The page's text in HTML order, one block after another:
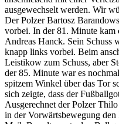
ausgewechselt werden. Wir
Der Polzer Bartosz
vorbei. In der 81. Minute kam
Andreas Hanck. Sein Schuss
knapp links vorbei. Beim
Leistikow zum Schuss, aber
der 85. Minute war es
spitzem Winkel über das Tor
sich zeigte, dass der
Ausgerechnet der Polzer
in der Vorwärtsbewegung